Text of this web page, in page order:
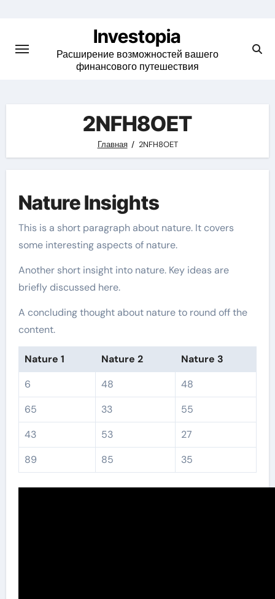
content
Investopia
Расширение возможностей вашего
финансового путешествия
2NFH8OET
Главная 2NFH8OET
Nature Insights
This is a short paragraph about nature. It covers
some interesting aspects of nature.
Another short insight into nature. Key ideas are
briefly discussed here.
A concluding thought about nature to round off the
content.
Nature 1 Nature 2
Nature 3
6
48
48
65
33
55
43
53
27
89
85 35